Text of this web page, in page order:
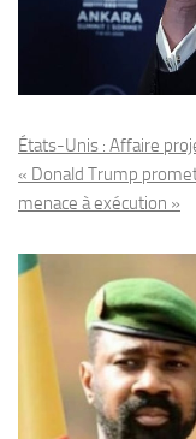
États-Unis : Affaire
« Donald Trump
menace à exécution »